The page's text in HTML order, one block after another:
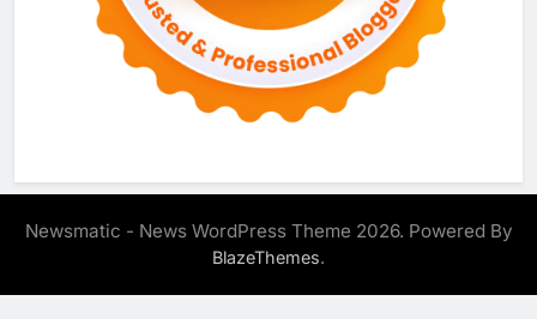
Newsmatic - News WordPress Theme 2026. Powered By
BlazeThemes.